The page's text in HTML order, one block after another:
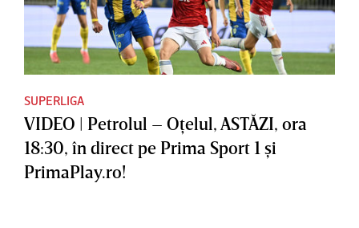
SUPERLIGA
VIDEO | Petrolul – Oţelul, ASTĂZI, ora
18:30, în direct pe Prima Sport 1 şi
PrimaPlay.ro!